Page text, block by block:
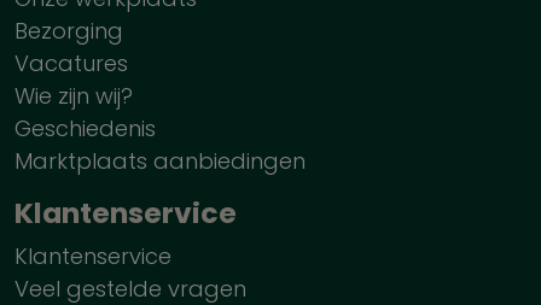
Bezorging
Vacatures
Wie zijn wij?
Geschiedenis
Marktplaats aanbiedingen
Klantenservice
Klantenservice
Veel gestelde vragen